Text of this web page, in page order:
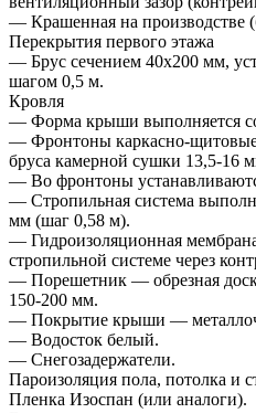
— Крашенная на производстве
Перекрытия первого этажа
— Брус сечением 40х200 мм,
шагом 0,5 м.
Кровля
— Форма крыши выполняется
— Фронтоны каркасно-
бруса камерной сушки 13,5-16
— Во фронтоны
— Стропильная система
мм (шаг 0,58 м).
— Гидроизоляционная
стропильной системе через
— Порешетник — обрезная
150-200 мм.
— Покрытие крыши —
— Водосток белый.
— Снегозадержатели.
Пароизоляция пола, потолка и
Пленка Изоспан (или аналоги).